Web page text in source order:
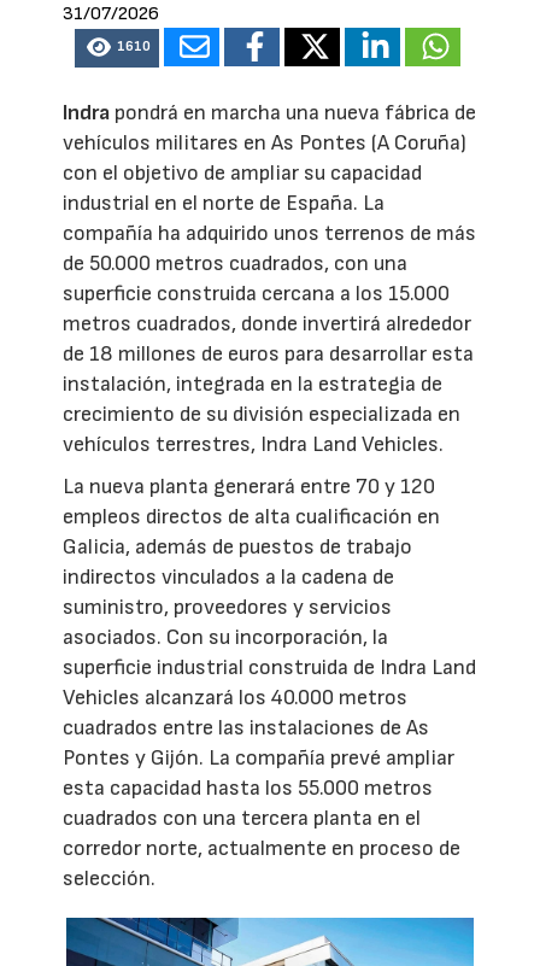
31/07/2026
1610
Indra pondrá en marcha una nueva fábrica de
vehículos militares en As Pontes (A Coruña)
con el objetivo de ampliar su capacidad
industrial en el norte de España. La
compañía ha adquirido unos terrenos de más
de 50.000 metros cuadrados, con una
superficie construida cercana a los 15.000
metros cuadrados, donde invertirá alrededor
de 18 millones de euros para desarrollar esta
instalación, integrada en la estrategia de
crecimiento de su división especializada en
vehículos terrestres, Indra Land Vehicles.
La nueva planta generará entre 70 y 120
empleos directos de alta cualificación en
Galicia, además de puestos de trabajo
indirectos vinculados a la cadena de
suministro, proveedores y servicios
asociados. Con su incorporación, la
superficie industrial construida de Indra Land
Vehicles alcanzará los 40.000 metros
cuadrados entre las instalaciones de As
Pontes y Gijón. La compañía prevé ampliar
esta capacidad hasta los 55.000 metros
cuadrados con una tercera planta en el
corredor norte, actualmente en proceso de
selección.